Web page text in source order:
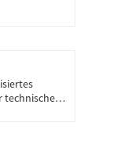
technische